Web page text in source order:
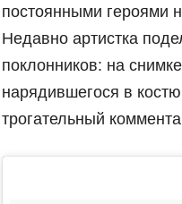
постоянными героями
Недавно артистка
поклонников: на
нарядившегося в
трогательный